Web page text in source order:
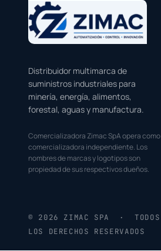
Distribuidor multimarca de
suministros industriales para
minería, energía, alimentos,
forestal, aguas y manufactura.
Comercializadora Zimac SpA opera como
comercializadora independiente. Los
nombres de marcas y logotipos son
propiedad de sus respectivos dueños.
© 2026 ZIMAC SPA · TODOS
LOS DERECHOS RESERVADOS